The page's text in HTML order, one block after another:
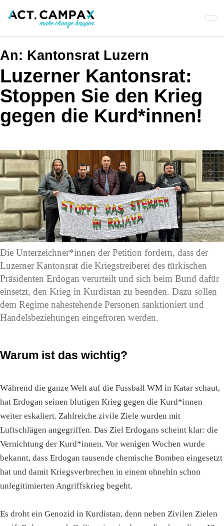
An: Kantonsrat Luzern
Luzerner Kantonsrat:
Stoppen Sie den Krieg
gegen die Kurd*innen!
Die Unterzeichner*innen der Petition fordern, dass der
Luzerner Kantonsrat die Kriegstreiberei des türkischen
Präsidenten Erdogan verurteilt und sich beim Bund dafür
einsetzt, den Krieg in Kurdistan zu beenden. Dazu sollen
dem Regime nahestehende Personen sanktioniert und
Handelsbeziehungen eingefroren werden.
Warum ist das wichtig?
Während die ganze Welt auf die Fussball WM in Katar schaut,
hat Erdogan seinen blutigen Krieg gegen die Kurd*innen
weiter eskaliert. Zahlreiche zivile Ziele wurden mit
Luftschlägen angegriffen. Das Ziel Erdogans scheint klar: die
Vernichtung der Kurd*innen. Vor wenigen Wochen wurde
bekannt, dass Erdogan tausende chemische Bomben eingesetzt
hat und damit Kriegsverbrechen in einem ohnehin schon
unlegitimierten Angriffskrieg begeht.
Es droht ein Genozid in Kurdistan, denn neben Zivilen Zielen